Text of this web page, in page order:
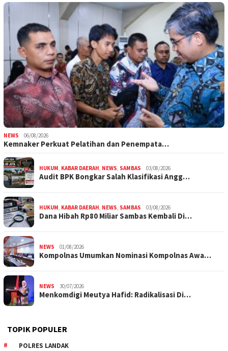
NEWS 06/08/2026
Kemnaker Perkuat Pelatihan dan Penempata…
HUKUM, KABAR DAERAH, NEWS, SAMBAS 03/08/2026
Audit BPK Bongkar Salah Klasifikasi Angg…
HUKUM, KABAR DAERAH, NEWS, SAMBAS 03/08/2026
Dana Hibah Rp80 Miliar Sambas Kembali Di…
NEWS 01/08/2026
Kompolnas Umumkan Nominasi Kompolnas Awa…
NEWS 30/07/2026
Menkomdigi Meutya Hafid: Radikalisasi Di…
TOPIK POPULER
POLRES LANDAK